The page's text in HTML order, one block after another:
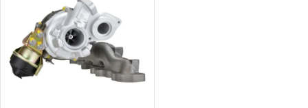
n
Nejprodávanější
Abecedně
p
i